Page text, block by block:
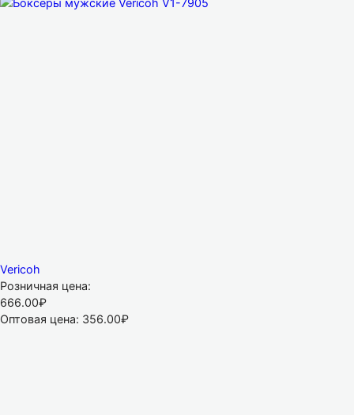
Vericoh
Розничная цена:
666.00₽
Оптовая цена: 356.00₽